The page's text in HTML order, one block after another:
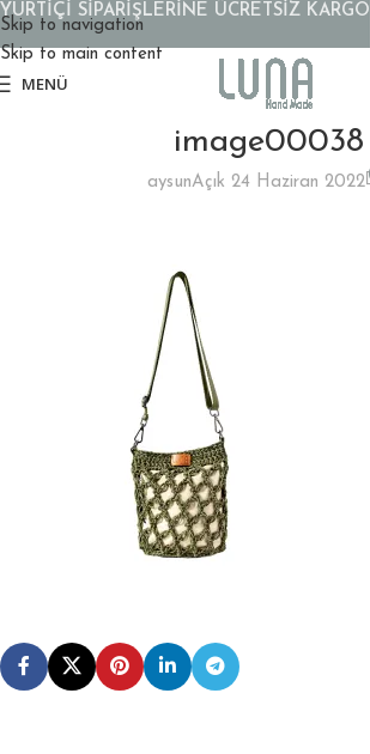
Skip to navigation
Skip to main content
MENÜ
image00038
aysunAçık 24 Haziran 2022
YURTİÇİ SİPARİŞLERİNE ÜCRETSİZ KARGO